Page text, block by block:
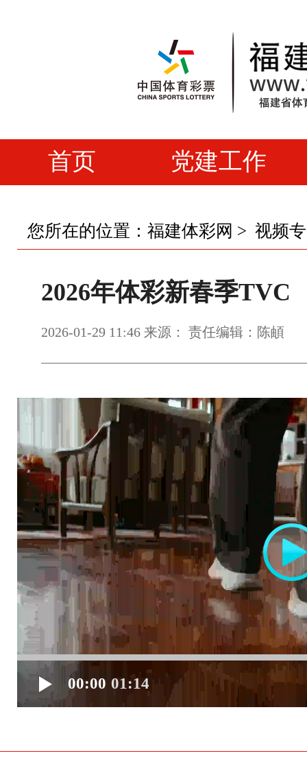
首页 党建工作
您所在的位置： 福建体彩网 > 视频
2026年体彩新春季TVC
2026-01-29 11:46 来源： 责任编辑：陈頔
00:00 01:14